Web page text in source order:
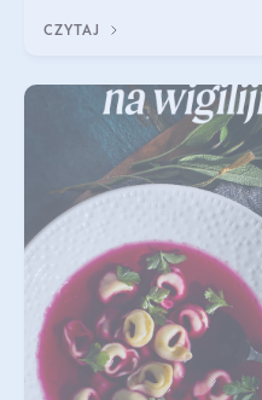
CZYTAJ